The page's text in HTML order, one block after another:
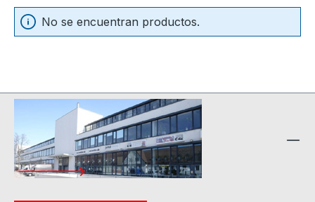
No se encuentran productos.